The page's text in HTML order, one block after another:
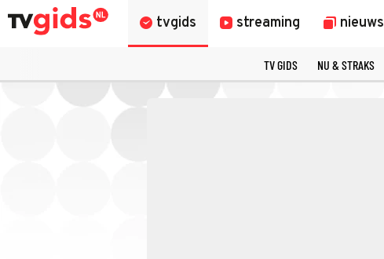
tvgids streaming nieuws
TV GIDS NU & STRAKS